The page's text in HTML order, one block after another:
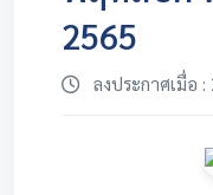
2565
ลงประกาศเมื่อ :